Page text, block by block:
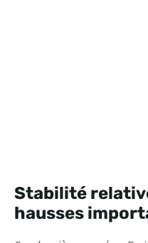
Stabilité
hausses